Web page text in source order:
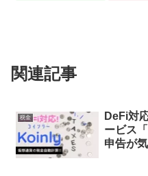
関連記事
税金
DeFi対
ービス
申告が